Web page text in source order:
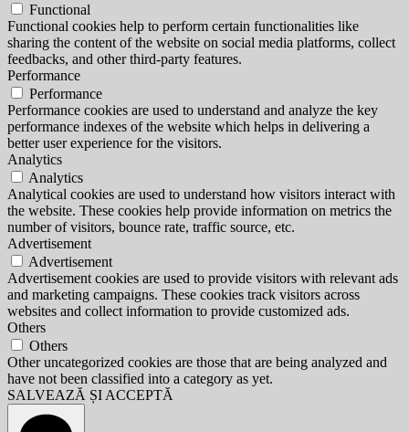
Functional
Functional cookies help to perform certain functionalities like
sharing the content of the website on social media platforms, collect
feedbacks, and other third-party features.
Performance
Performance
Performance cookies are used to understand and analyze the key
performance indexes of the website which helps in delivering a
better user experience for the visitors.
Analytics
Analytics
Analytical cookies are used to understand how visitors interact with
the website. These cookies help provide information on metrics the
number of visitors, bounce rate, traffic source, etc.
Advertisement
Advertisement
Advertisement cookies are used to provide visitors with relevant ads
and marketing campaigns. These cookies track visitors across
websites and collect information to provide customized ads.
Others
Others
Other uncategorized cookies are those that are being analyzed and
have not been classified into a category as yet.
SALVEAZĂ ȘI ACCEPTĂ